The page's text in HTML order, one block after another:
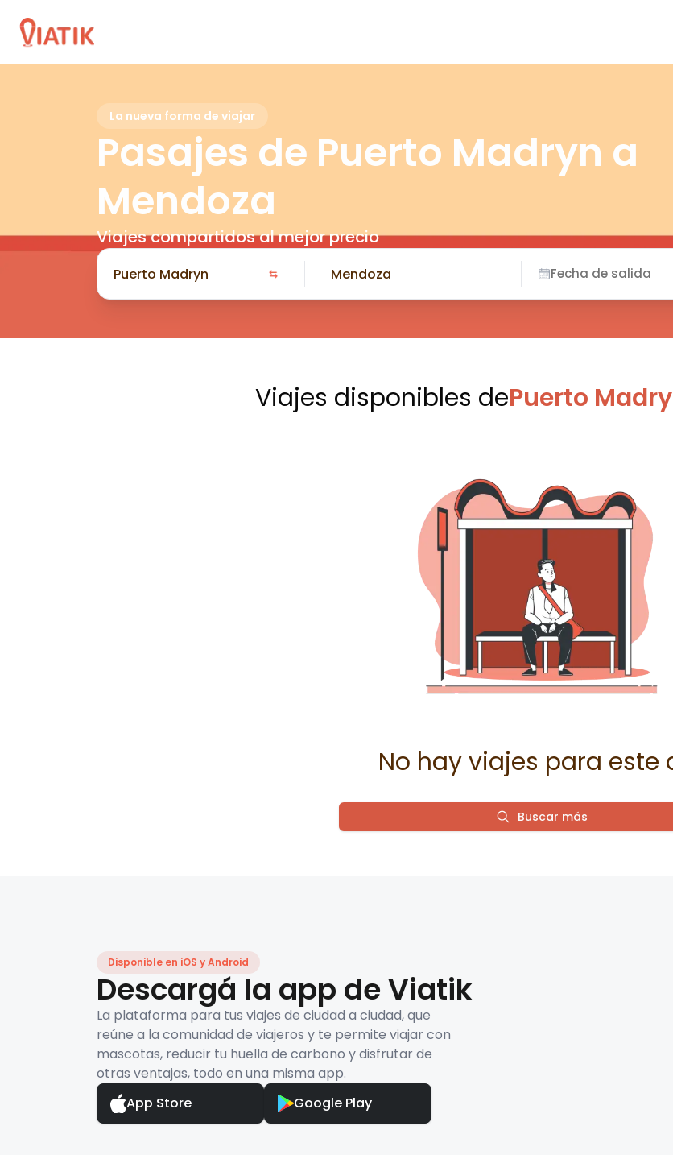
La nueva forma de viajar
Pasajes de Puerto Madryn a
Mendoza
Viajes compartidos al mejor precio
Fecha de salida
Viajes disponibles dePuerto
No hay viajes para este
Buscar más
Disponible en iOS y Android
Descargá la app de Viatik
La plataforma para tus viajes de ciudad a ciudad, que
reúne a la comunidad de viajeros y te permite viajar con
mascotas, reducir tu huella de carbono y disfrutar de
otras ventajas, todo en una misma app.
App Store
Google Play